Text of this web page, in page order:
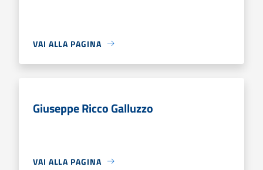
VAI ALLA PAGINA
Giuseppe Ricco Galluzzo
VAI ALLA PAGINA